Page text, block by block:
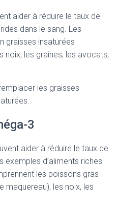
aider à réduire le taux de
dans le sang. Les
graisses insaturées
noix, les graines, les avocats,
les graisses
3
aider à réduire le taux de
exemples d’aliments riches
les poissons gras
maquereau), les noix, les